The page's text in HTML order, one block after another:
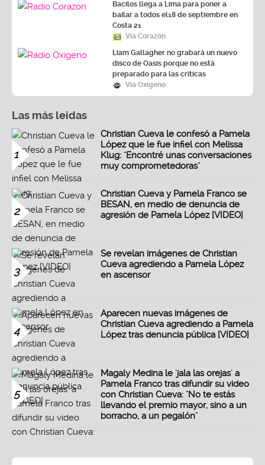
Bacilos llega a Lima para poner a
bailar a todos el18 de septiembre en
Costa 21
Vía Corazón
Liam Gallagher no grabará un nuevo
disco de Oasis porque no está
preparado para las críticas
Vía Oxígeno
Las más leidas
1
Christian Cueva le confesó a Pamela
López que le fue infiel con Melissa
Klug: "Encontré unas conversaciones
muy comprometedoras"
2
Christian Cueva y Pamela Franco se
BESAN, en medio de denuncia de
agresión de Pamela López [VIDEO]
3
Se revelan imágenes de Christian
Cueva agrediendo a Pamela López
en ascensor
4
Aparecen nuevas imágenes de
Christian Cueva agrediendo a Pamela
López tras denuncia pública [VIDEO]
5
Magaly Medina le 'jala las orejas' a
Pamela Franco tras difundir su video
con Christian Cueva: "No te estás
llevando el premio mayor, sino a un
borracho, a un pegalón"